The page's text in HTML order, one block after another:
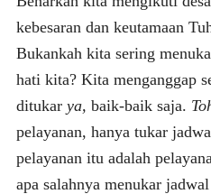
kebesaran dan keutamaan
Bukankah kita sering
hati kita? Kita menganggap
ditukar ya, baik-baik saja.
pelayanan, hanya tukar
pelayanan itu adalah
apa salahnya menukar